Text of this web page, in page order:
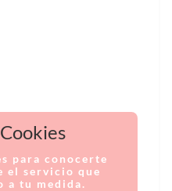
para conocerte
el servicio que
a tu medida.